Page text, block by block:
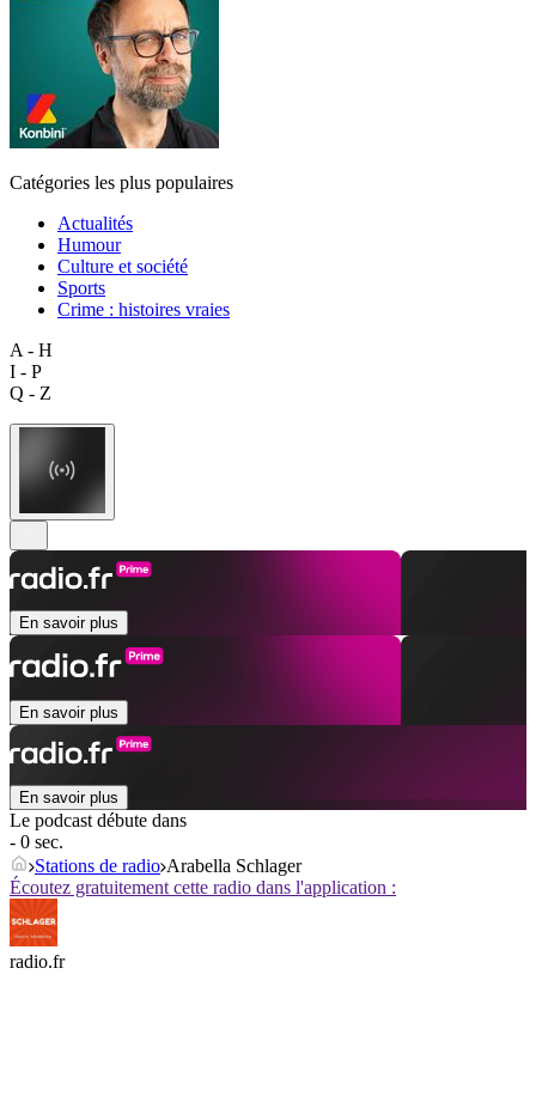
Catégories les plus populaires
Actualités
Humour
Culture et société
Sports
Crime : histoires vraies
A - H
I - P
Q - Z
En savoir plus
En savoir plus
En savoir plus
Le podcast débute dans
- 0 sec.
Stations de radio Arabella Schlager
Écoutez gratuitement cette radio dans l'application :
radio.fr